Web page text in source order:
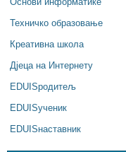
Техничко образовање
Креативна школа
Дјеца на Интернету
EDUISродитељ
EDUISученик
EDUISнаставник